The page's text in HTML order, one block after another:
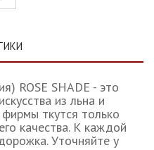
ROSE SHADE - это
из льна и
ткутся только
качества. К каждой
Уточняйте у